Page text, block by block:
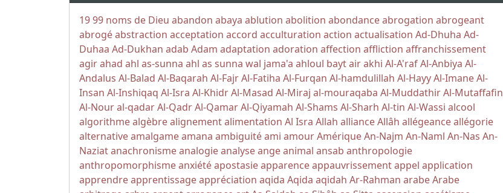
1999 noms de Dieu abandon abaya ablution abolition abondanceabrogation abrogeant
abrogéabstraction acceptation accord acculturation action actualisation Ad-Dhuha Ad-
Duhaa Ad-Dukhan adab Adam adaptation adoration affection affliction affranchissement
agirahad ahl as-sunna ahl as sunna wal jama'a ahloul baytairakhi Al-A'rafAl-Anbiya Al-
Andalus Al-Balad Al-Baqarah Al-FajrAl-Fatiha Al-Furqan Al-hamdulillah Al-HayyAl-ImaneAl-
Insan Al-Inshiqaq Al-Isra Al-KhidrAl-Masad Al-Miraj al-mouraqaba Al-MuddathirAl-Mutaffafin
Al-Noural-qadarAl-QadrAl-QamarAl-Qiyamah Al-Shams Al-Sharh Al-tin Al-Wassi alcool
algorithmealgèbrealignementalimentation Al Isra Allah allianceAllâh allégeanceallégorie
alternativeamalgameamana ambiguitéami amourAmériqueAn-Najm An-Naml An-Nas An-
Naziatanachronismeanalogieanalyseangeanimal ansab anthropologie
anthropomorphismeanxiétéapostasieapparenceappauvrissementappel application
apprendreapprentissageappréciation aqida Aqida aqidah Ar-Rahman arabeArabe